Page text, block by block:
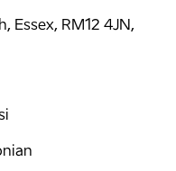
Essex, RM12 4JN,